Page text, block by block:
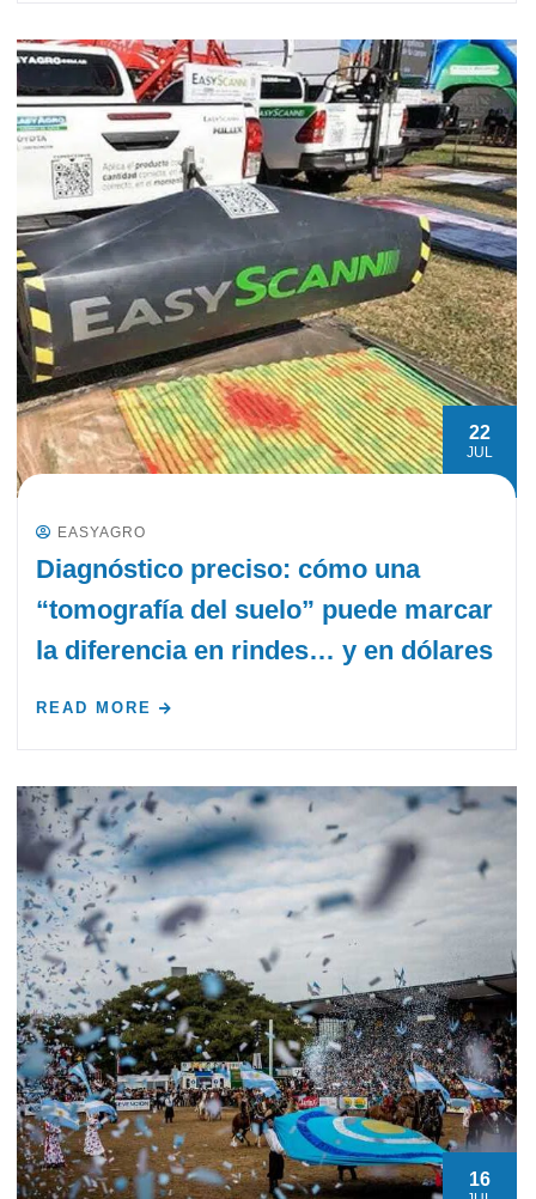
22
JUL
EASYAGRO
Diagnóstico preciso: cómo una
“tomografía del suelo” puede marcar
la diferencia en rindes… y en dólares
READ MORE
16